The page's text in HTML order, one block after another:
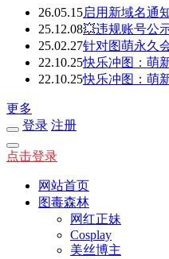
26.05.15启用新域名通
25.12.08💥违规账号公
25.02.27针对图萌永久
22.10.25快乐冲图：萌
22.10.25快乐冲图：萌
更多
登录 注册
点击登录
网站首页
图毒森林
网红正妹
Cosplay
美丝博主